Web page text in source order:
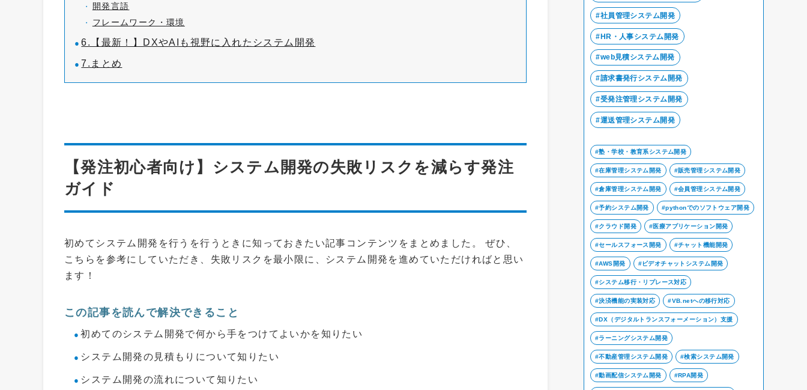
開発言語
フレームワーク・環境
6.【最新！】DXやAIも視野に入れたシステム開発
7.まとめ
【発注初心者向け】システム開発の失敗リスクを減らす発注
ガイド
初めてシステム開発を行うを行うときに知っておきたい記事コンテンツをまとめました。 ぜひ、
こちらを参考にしていただき、失敗リスクを最小限に、システム開発を進めていただければと思い
ます！
この記事を読んで解決できること
初めてのシステム開発で何から手をつけてよいかを知りたい
システム開発の見積もりについて知りたい
システム開発の流れについて知りたい
社員管理システム開発
HR・人事システム開発
web見積システム開発
請求書発行システム開発
受発注管理システム開発
運送管理システム開発
塾・学校・教育系システム開発
在庫管理システム開発 販売管理システム開発
倉庫管理システム開発 会員管理システム開発
予約システム開発 pythonでのソフトウェア開発
クラウド開発 医療アプリケーション開発
セールスフォース開発 チャット機能開発
AWS開発 ビデオチャットシステム開発
システム移行・リプレース対応
決済機能の実装対応 VB.netへの移行対応
DX（デジタルトランスフォーメーション）支援
ラーニングシステム開発
不動産管理システム開発 検索システム開発
動画配信システム開発 RPA開発